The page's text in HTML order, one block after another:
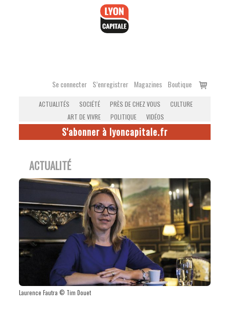
Se connecter S’enregistrer Magazines Boutique
Voir
ACTUALITÉS SOCIÉTÉ PRÈS DE CHEZ VOUS
CULTURE
ART DE VIVRE
POLITIQUE VIDÉOS
S'abonner à lyoncapitale.fr
ACTUALITÉ
Laurence Fautra © Tim Douet